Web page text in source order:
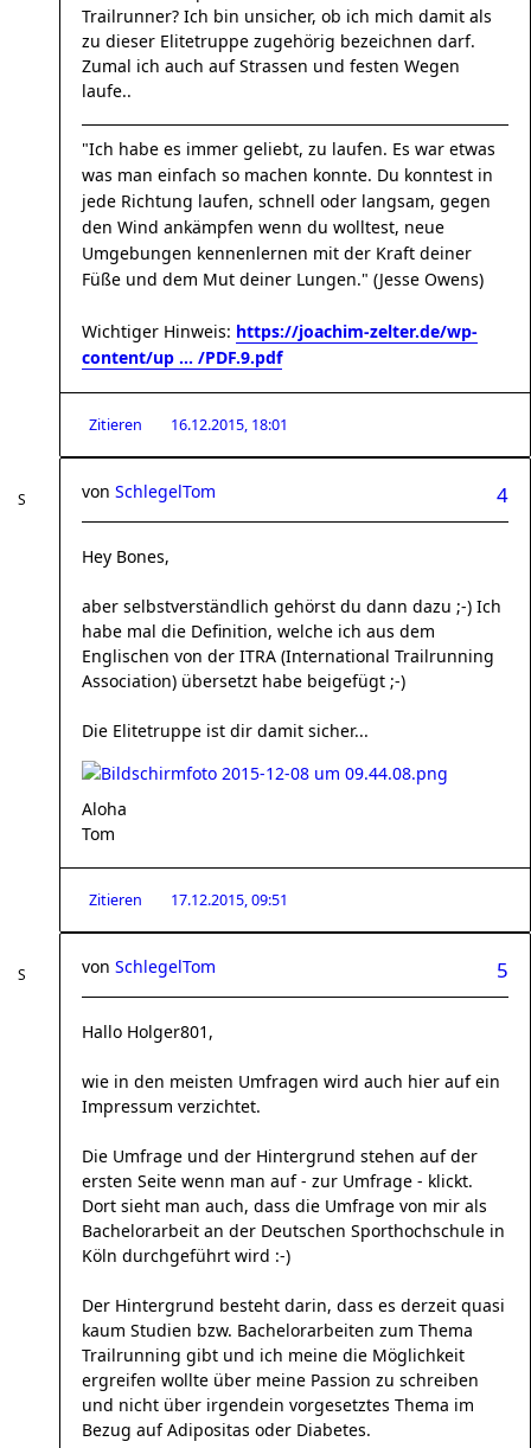
Trailrunner? Ich bin unsicher, ob ich mich damit als
zu dieser Elitetruppe zugehörig bezeichnen darf.
Zumal ich auch auf Strassen und festen Wegen
laufe..
"Ich habe es immer geliebt, zu laufen. Es war etwas
was man einfach so machen konnte. Du konntest in
jede Richtung laufen, schnell oder langsam, gegen
den Wind ankämpfen wenn du wolltest, neue
Umgebungen kennenlernen mit der Kraft deiner
Füße und dem Mut deiner Lungen." (Jesse Owens)
Wichtiger Hinweis: https://joachim-zelter.de/wp-
content/up ... /PDF.9.pdf
Zitieren 16.12.2015, 18:01
4
von SchlegelTom
Hey Bones,
aber selbstverständlich gehörst du dann dazu ;-) Ich
habe mal die Definition, welche ich aus dem
Englischen von der ITRA (International Trailrunning
Association) übersetzt habe beigefügt ;-)
Die Elitetruppe ist dir damit sicher...
Aloha
Tom
Zitieren 17.12.2015, 09:51
5
von SchlegelTom
Hallo Holger801,
wie in den meisten Umfragen wird auch hier auf ein
Impressum verzichtet.
Die Umfrage und der Hintergrund stehen auf der
ersten Seite wenn man auf - zur Umfrage - klickt.
Dort sieht man auch, dass die Umfrage von mir als
Bachelorarbeit an der Deutschen Sporthochschule in
Köln durchgeführt wird :-)
Der Hintergrund besteht darin, dass es derzeit quasi
kaum Studien bzw. Bachelorarbeiten zum Thema
Trailrunning gibt und ich meine die Möglichkeit
ergreifen wollte über meine Passion zu schreiben
und nicht über irgendein vorgesetztes Thema im
Bezug auf Adipositas oder Diabetes.